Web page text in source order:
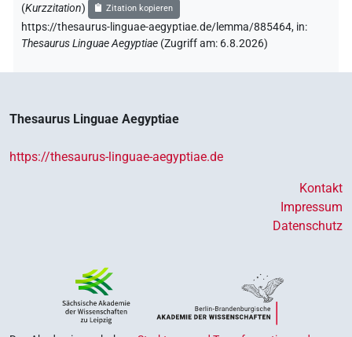
(Kurzzitation) Zitation kopieren
https://thesaurus-linguae-aegyptiae.de/lemma/885464, in:
Thesaurus Linguae Aegyptiae (Zugriff am: 6.8.2026)
Thesaurus Linguae Aegyptiae
https://thesaurus-linguae-aegyptiae.de
Kontakt
Impressum
Datenschutz